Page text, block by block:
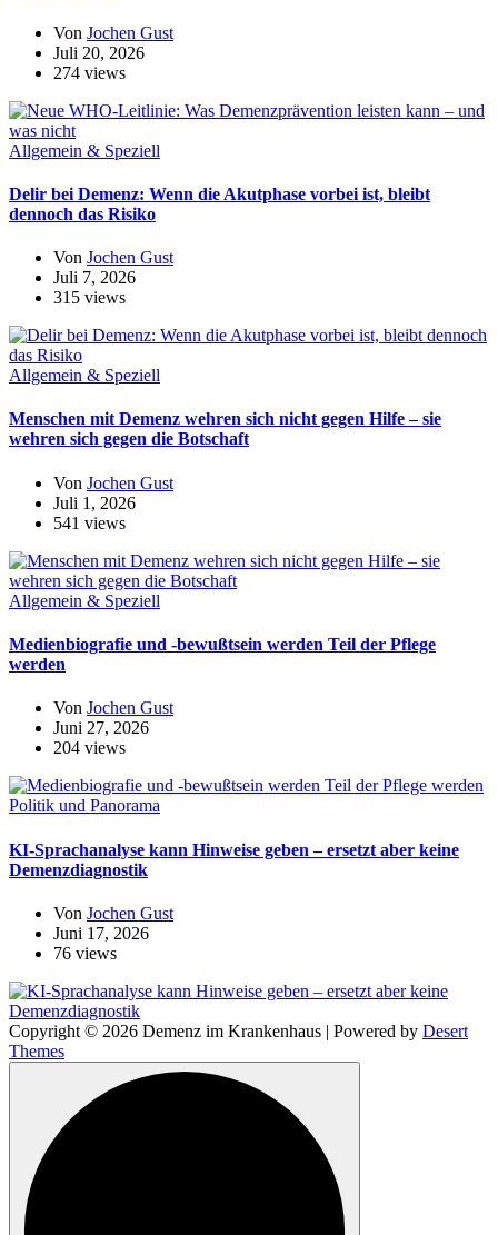
Von Jochen Gust
Juli 20, 2026
274 views
Allgemein & Speziell
Delir bei Demenz: Wenn die Akutphase vorbei ist, bleibt
dennoch das Risiko
Von Jochen Gust
Juli 7, 2026
315 views
Allgemein & Speziell
Menschen mit Demenz wehren sich nicht gegen Hilfe – sie
wehren sich gegen die Botschaft
Von Jochen Gust
Juli 1, 2026
541 views
Allgemein & Speziell
Medienbiografie und -bewußtsein werden Teil der Pflege
werden
Von Jochen Gust
Juni 27, 2026
204 views
Politik und Panorama
KI-Sprachanalyse kann Hinweise geben – ersetzt aber keine
Demenzdiagnostik
Von Jochen Gust
Juni 17, 2026
76 views
Copyright © 2026 Demenz im Krankenhaus | Powered by Desert
Themes